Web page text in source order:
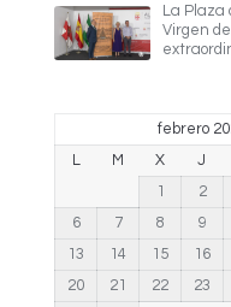
La Plaza
Virgen
febrero
L
M X J
1
2
6
7 8 9
13
14 15 16
20
21 22 23